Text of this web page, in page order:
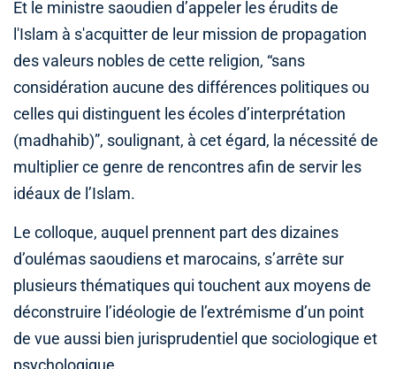
Et le ministre saoudien d’appeler les érudits de
l'Islam à s'acquitter de leur mission de propagation
des valeurs nobles de cette religion, “sans
considération aucune des différences politiques ou
celles qui distinguent les écoles d’interprétation
(madhahib)”, soulignant, à cet égard, la nécessité de
multiplier ce genre de rencontres afin de servir les
idéaux de l’Islam.
Le colloque, auquel prennent part des dizaines
d’oulémas saoudiens et marocains, s’arrête sur
plusieurs thématiques qui touchent aux moyens de
déconstruire l’idéologie de l’extrémisme d’un point
de vue aussi bien jurisprudentiel que sociologique et